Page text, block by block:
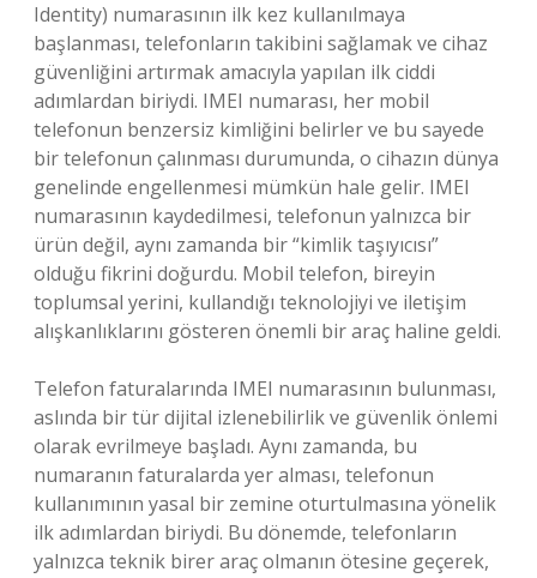
Identity) numarasının ilk kez kullanılmaya
başlanması, telefonların takibini sağlamak ve cihaz
güvenliğini artırmak amacıyla yapılan ilk ciddi
adımlardan biriydi. IMEI numarası, her mobil
telefonun benzersiz kimliğini belirler ve bu sayede
bir telefonun çalınması durumunda, o cihazın dünya
genelinde engellenmesi mümkün hale gelir. IMEI
numarasının kaydedilmesi, telefonun yalnızca bir
ürün değil, aynı zamanda bir “kimlik taşıyıcısı”
olduğu fikrini doğurdu. Mobil telefon, bireyin
toplumsal yerini, kullandığı teknolojiyi ve iletişim
alışkanlıklarını gösteren önemli bir araç haline geldi.
Telefon faturalarında IMEI numarasının bulunması,
aslında bir tür dijital izlenebilirlik ve güvenlik önlemi
olarak evrilmeye başladı. Aynı zamanda, bu
numaranın faturalarda yer alması, telefonun
kullanımının yasal bir zemine oturtulmasına yönelik
ilk adımlardan biriydi. Bu dönemde, telefonların
yalnızca teknik birer araç olmanın ötesine geçerek,